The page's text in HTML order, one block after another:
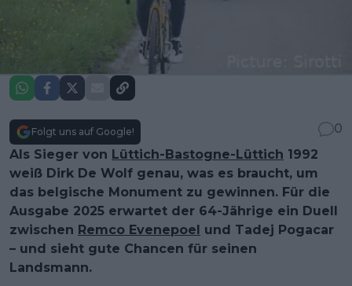
Folgt uns auf Google!
0
Als Sieger von Lüttich-Bastogne-Lüttich 1992
weiß Dirk De Wolf genau, was es braucht, um
das belgische Monument zu gewinnen. Für die
Ausgabe 2025 erwartet der 64-Jährige ein Duell
zwischen Remco Evenepoel und Tadej Pogacar
– und sieht gute Chancen für seinen
Landsmann.